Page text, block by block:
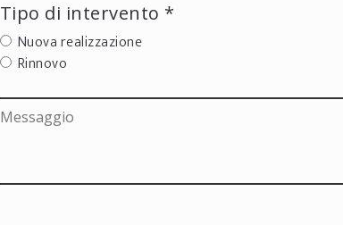
Tipo di intervento *
Nuova realizzazione
Rinnovo